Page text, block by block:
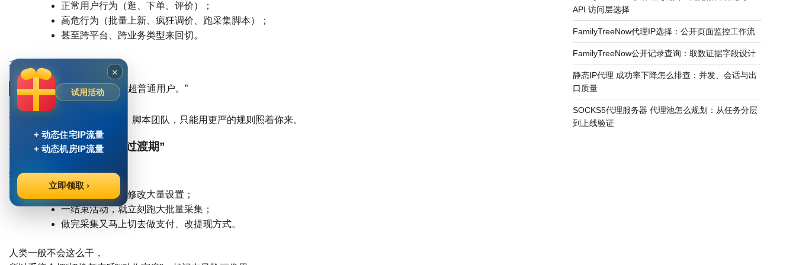
正常用户行为（逛、下单、评价）；
高危行为（批量上新、疯狂调价、跑采集脚本）；
甚至跨平台、跨业务类型来回切。
在平台眼里就是：
“这个设备，行为复杂度远超普通用户。”
它不知道你后面有运营团队、脚本团队，只能用更严的规则照着你来。
2 场景切换太快，缺少“过渡期”
经常出现这种节奏：
刚登录完就立刻修改大量设置；
一结束活动，就立刻跑大批量采集；
做完采集又马上切去做支付、改提现方式。
人类一般不会这么干，
API 访问层选择
FamilyTreeNow代理IP选择：公开页面监控工作流
FamilyTreeNow公开记录查询：取数证据字段设计
静态IP代理 成功率下降怎么排查：并发、会话与出
口质量
SOCKS5代理服务器 代理池怎么规划：从任务分层
到上线验证
×
试用活动
+ 动态住宅IP流量
+ 动态机房IP流量
立即领取 ›